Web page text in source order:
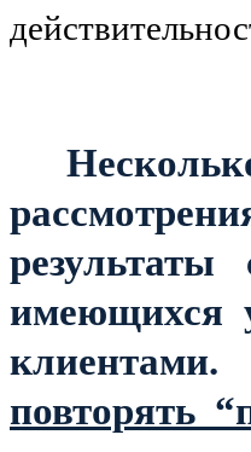
имеющихся
клиентами.
повторять